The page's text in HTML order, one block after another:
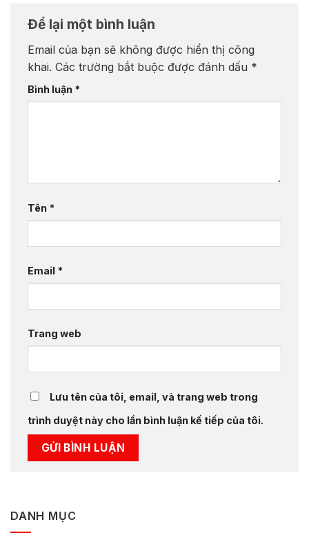
Để lại một bình luận
Email của bạn sẽ không được hiển thị công
khai. Các trường bắt buộc được đánh dấu *
Bình luận *
Tên *
Email *
Trang web
Lưu tên của tôi, email, và trang web trong
trình duyệt này cho lần bình luận kế tiếp của tôi.
DANH MỤC